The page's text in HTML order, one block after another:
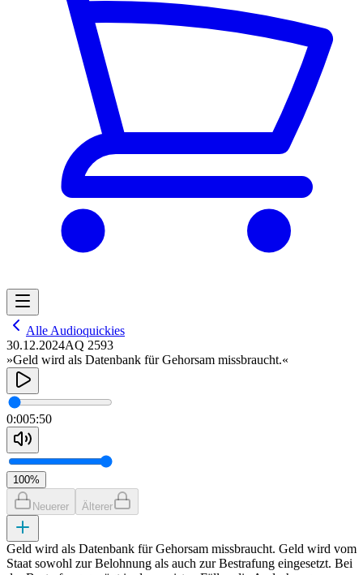
Alle Audioquickies
30.12.2024AQ 2593
»Geld wird als Datenbank für Gehorsam missbraucht.«
0:005:50
100%
Neuerer Älterer
Geld wird als Datenbank für Gehorsam missbraucht. Geld wird vom
Staat sowohl zur Belohnung als auch zur Bestrafung eingesetzt. Bei